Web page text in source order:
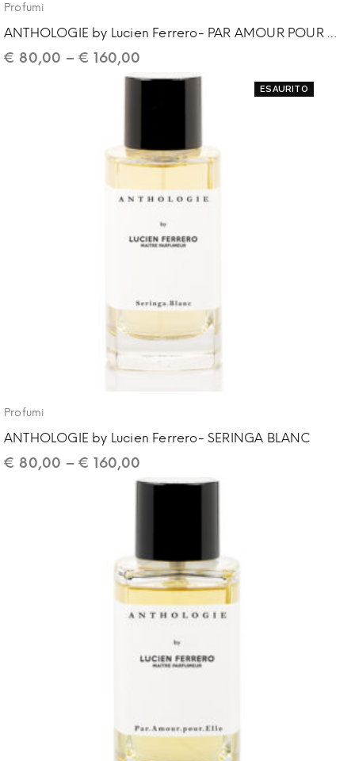
Profumi
ANTHOLOGIE by Lucien Ferrero- PAR AMOUR POUR LUI
€ 80,00 –€ 160,00
ESAURITO
Profumi
ANTHOLOGIE by Lucien Ferrero- SERINGA BLANC
€ 80,00 –€ 160,00